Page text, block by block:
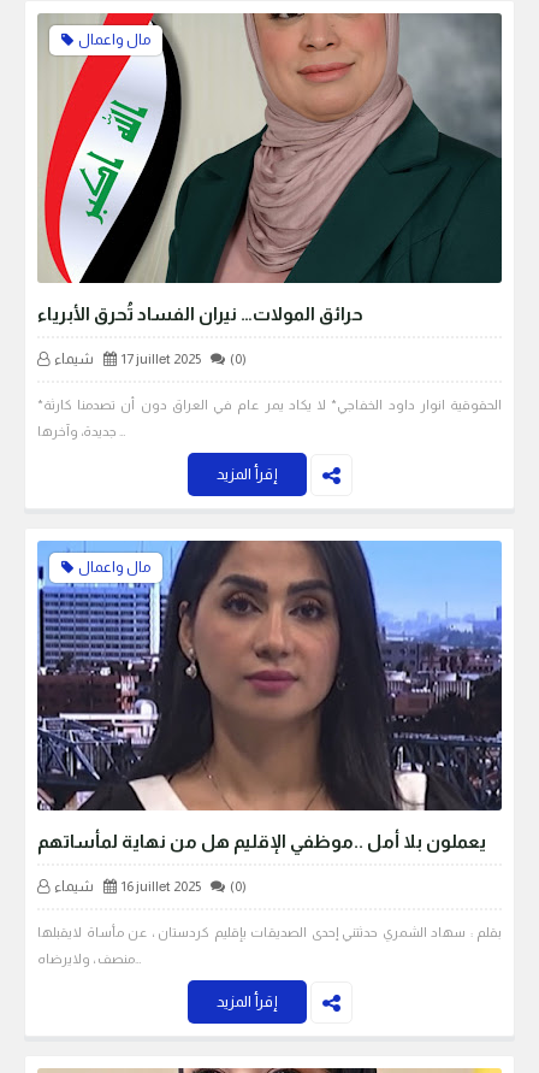
مال واعمال
حرائق المولات… نيران الفساد تُحرق الأبرياء
شيماء 17 juillet 2025 (0)
*الحقوقية انوار داود الخفاجي* لا يكاد يمر عام في العراق دون أن تصدمنا كارثة
إقرأ المزيد
مال واعمال
يعملون بلا أمل ..موظفي الإقليم هل من نهاية لمأساتهم
شيماء 16 juillet 2025 (0)
بقلم : سهاد الشمري حدثتني إحدى الصديقات بإقليم كردستان ، عن مأساة لايقبلها
إقرأ المزيد